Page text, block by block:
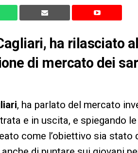
ha rilasciato
di mercato dei
, ha parlato del mercato
e in uscita, e spiegando
come l’obiettivo sia stato